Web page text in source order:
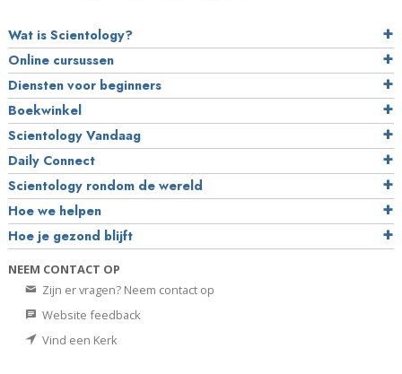
Wat is Scientology?
Online cursussen
Diensten voor beginners
Boekwinkel
Scientology Vandaag
Daily Connect
Scientology rondom de wereld
Hoe we helpen
Hoe je gezond blijft
NEEM CONTACT OP
Zijn er vragen? Neem contact op
Website feedback
Vind een Kerk